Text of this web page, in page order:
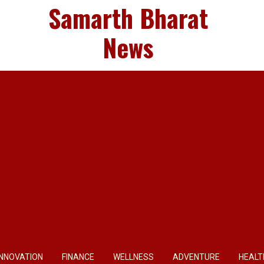
Samarth Bharat
News
INNOVATION FINANCE WELLNESS ADVENTURE